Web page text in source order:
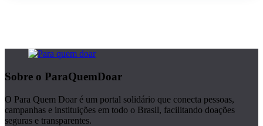
Sobre o ParaQuemDoar
O Para Quem Doar é um portal solidário que conecta pessoas,
campanhas e instituições em todo o Brasil, facilitando doações
seguras e transparentes.